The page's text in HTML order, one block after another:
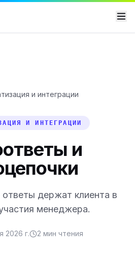
и интеграции
И ИНТЕГРАЦИИ
и
держат клиента в
менеджера.
2026 г. 2 мин чтения